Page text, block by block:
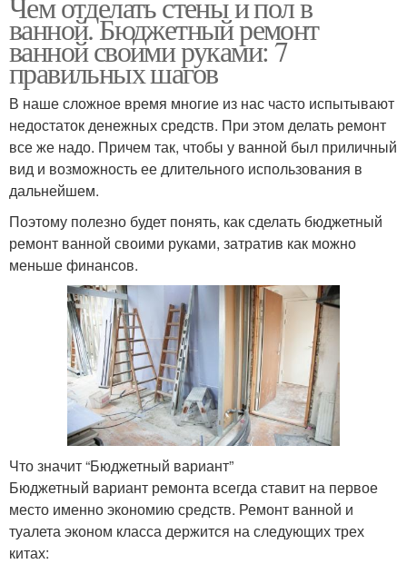
ванной. Бюджетный ремонт
ванной своими руками: 7
правильных шагов
В наше сложное время многие из нас часто испытывают
недостаток денежных средств. При этом делать ремонт
все же надо. Причем так, чтобы у ванной был приличный
вид и возможность ее длительного использования в
дальнейшем.
Поэтому полезно будет понять, как сделать бюджетный
ремонт ванной своими руками, затратив как можно
меньше финансов.
Что значит “Бюджетный вариант”
Бюджетный вариант ремонта всегда ставит на первое
место именно экономию средств. Ремонт ванной и
туалета эконом класса держится на следующих трех
китах: